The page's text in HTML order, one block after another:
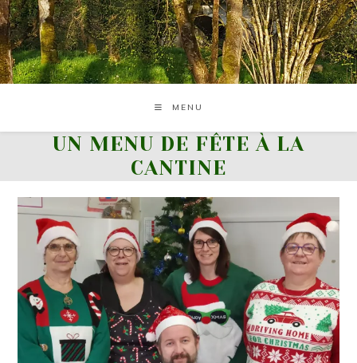
Skip
to
content
MENU
UN MENU DE FÊTE À LA
CANTINE